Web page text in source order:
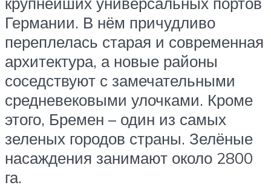
Германии. В нём причудливо
переплелась старая и современная
архитектура, а новые районы
соседствуют с замечательными
средневековыми улочками. Кроме
этого, Бремен – один из самых
зеленых городов страны. Зелёные
насаждения занимают около 2800
га.